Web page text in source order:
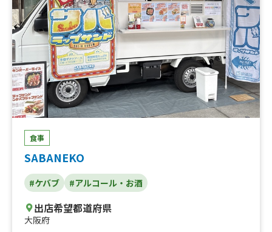
食事
SABANEKO
#ケバブ #アルコール・お酒
出店希望都道府県
大阪府